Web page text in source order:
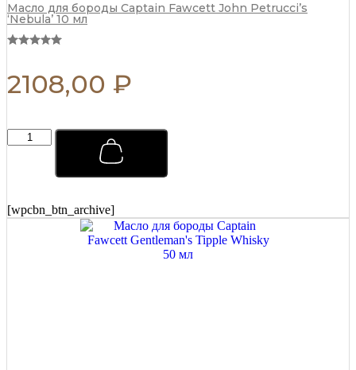
Масло для бороды Captain Fawcett John Petrucci’s
‘Nebula’ 10 мл
2108,00 ₽
Тоник
для
Captain
Fawcett
[wpcbn_btn_archive]